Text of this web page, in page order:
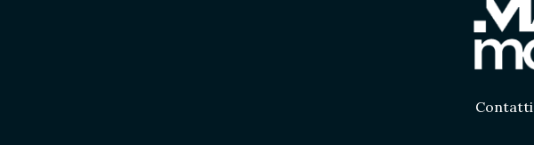
Contatti